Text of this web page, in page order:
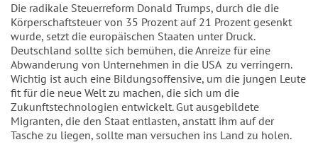
Die radikale Steuerreform Donald Trumps, durch die die
Körperschaftsteuer von 35 Prozent auf 21 Prozent gesenkt
wurde, setzt die europäischen Staaten unter Druck.
Deutschland sollte sich bemühen, die Anreize für eine
Abwanderung von Unternehmen in die USA zu verringern.
Wichtig ist auch eine Bildungsoffensive, um die jungen Leute
fit für die neue Welt zu machen, die sich um die
Zukunftstechnologien entwickelt. Gut ausgebildete
Migranten, die den Staat entlasten, anstatt ihm auf der
Tasche zu liegen, sollte man versuchen ins Land zu holen.